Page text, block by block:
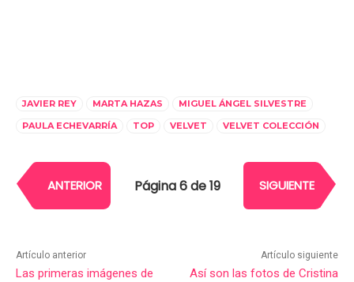
JAVIER REY MARTA HAZAS
MIGUEL ÁNGEL SILVESTRE
PAULA ECHEVARRÍA
TOP VELVET VELVET COLECCIÓN
ANTERIOR Página 6 de 19 SIGUIENTE
Artículo anterior
Las primeras imágenes de
Artículo siguiente
Así son las fotos de Cristina